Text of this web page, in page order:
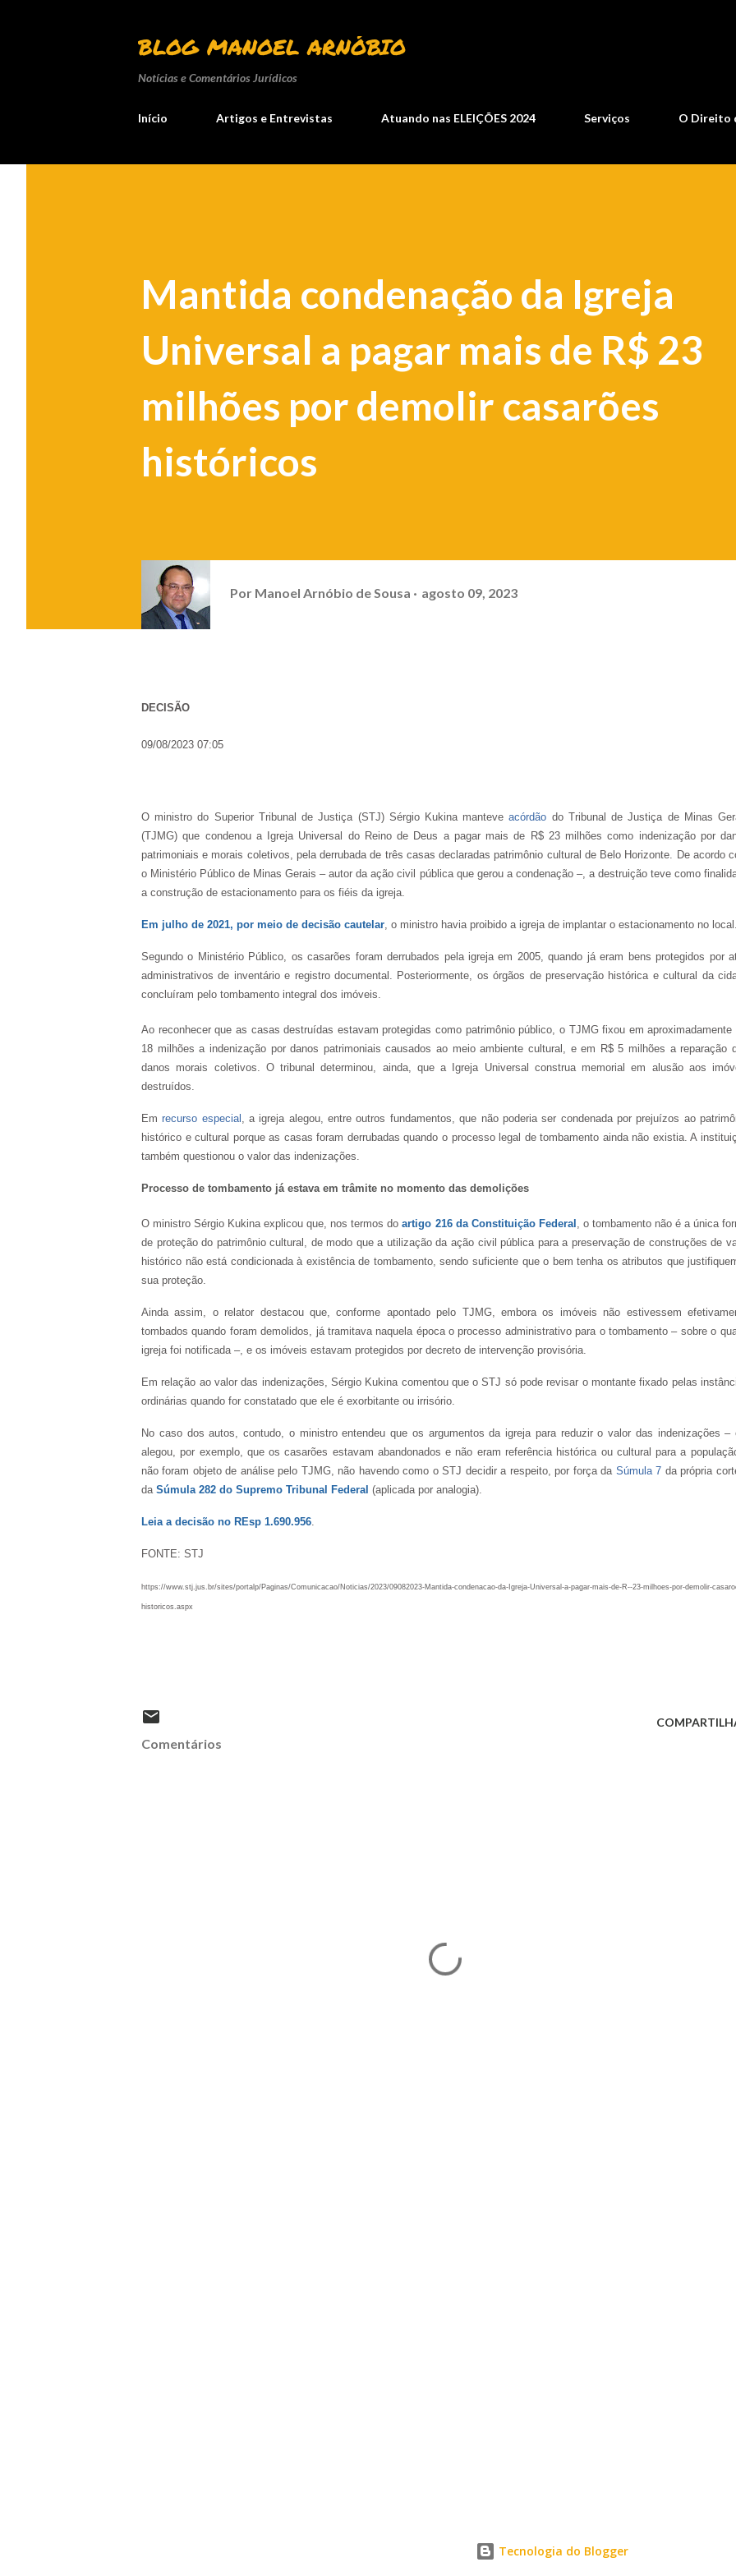
BLOG MANOEL ARNÓBIO
Notícias e Comentários Jurídicos
Início Artigos e Entrevistas Atuando nas ELEIÇÕES 2024 Serviços O Direito
Mantida condenação da Igreja
Universal a pagar mais de R$ 23
milhões por demolir casarões
históricos
Por Manoel Arnóbio de Sousa agosto 09, 2023
DECISÃO
09/08/2023 07:05
O ministro do Superior Tribunal de Justiça (STJ) Sérgio Kukina manteveacórdão do Tribunal de Justiça de Minas
(TJMG) que condenou a Igreja Universal do Reino de Deus a pagar mais de R$ 23 milhões como indenização por
patrimoniais e morais coletivos, pela derrubada de três casas declaradas patrimônio cultural de Belo Horizonte. De acordo
o Ministério Público de Minas Gerais – autor da ação civil pública que gerou a condenação –, a destruição teve como
a construção de estacionamento para os fiéis da igreja.
Em julho de 2021, por meio de decisão cautelar, o ministro havia proibido a igreja de implantar o estacionamento no local.
Segundo o Ministério Público, os casarões foram derrubados pela igreja em 2005, quando já eram bens protegidos por
administrativos de inventário e registro documental. Posteriormente, os órgãos de preservação histórica e cultural da
concluíram pelo tombamento integral dos imóveis.
Ao reconhecer que as casas destruídas estavam protegidas como patrimônio público, o TJMG fixou em aproximadamente
18 milhões a indenização por danos patrimoniais causados ao meio ambiente cultural, e em R$ 5 milhões a reparação
danos morais coletivos. O tribunal determinou, ainda, que a Igreja Universal construa memorial em alusão aos
destruídos.
Emrecurso especial , a igreja alegou, entre outros fundamentos, que não poderia ser condenada por prejuízos ao
histórico e cultural porque as casas foram derrubadas quando o processo legal de tombamento ainda não existia. A
também questionou o valor das indenizações.
Processo de tombamento já estava em trâmite no momento das demolições
O ministro Sérgio Kukina explicou que, nos termos doartigo 216 da Constituição Federal , o tombamento não é a única
de proteção do patrimônio cultural, de modo que a utilização da ação civil pública para a preservação de construções de
histórico não está condicionada à existência de tombamento, sendo suficiente que o bem tenha os atributos que
sua proteção.
Ainda assim, o relator destacou que, conforme apontado pelo TJMG, embora os imóveis não estivessem
tombados quando foram demolidos, já tramitava naquela época o processo administrativo para o tombamento – sobre o
igreja foi notificada –, e os imóveis estavam protegidos por decreto de intervenção provisória.
Em relação ao valor das indenizações, Sérgio Kukina comentou que o STJ só pode revisar o montante fixado pelas
ordinárias quando for constatado que ele é exorbitante ou irrisório.
No caso dos autos, contudo, o ministro entendeu que os argumentos da igreja para reduzir o valor das indenizações –
alegou, por exemplo, que os casarões estavam abandonados e não eram referência histórica ou cultural para a
não foram objeto de análise pelo TJMG, não havendo como o STJ decidir a respeito, por força da Súmula 7 da própria
da Súmula 282 do Supremo Tribunal Federal (aplicada por analogia).
Leia a decisão no REsp 1.690.956.
FONTE: STJ
https://www.stj.jus.br/sites/portalp/Paginas/Comunicacao/Noticias/2023/09082023-Mantida-condenacao-da-Igreja-Universal-a-pagar-mais-de-R--23-milhoes-por-demolir-
historicos.aspx
Comentários
Tecnologia do Blogger